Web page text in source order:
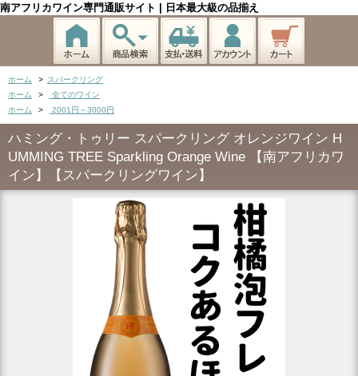
南アフリカワイン専門通販サイト | 日本最大級の品揃え
ホーム > スパークリング
ホーム
>
全てのワイン
ホーム
> 2001円～3000円
ハミング・トゥリー スパークリング オレンジワイン H
UMMING TREE Sparkling Orange Wine 【南アフリカワ
イン】【スパークリングワイン】